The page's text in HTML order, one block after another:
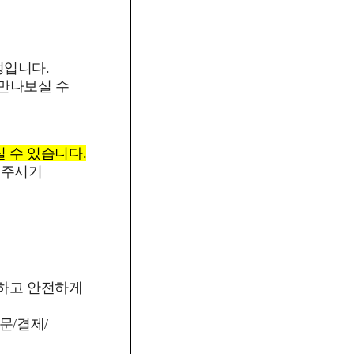
입니다.
나보실 수
수 있습니다.
시기
고 안전하게
/결제/